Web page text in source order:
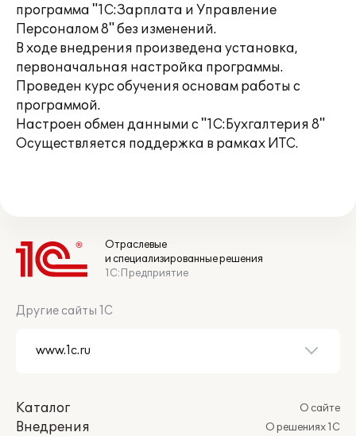
программа "1С:Зарплата и Управление
Персоналом 8" без изменений.
В ходе внедрения произведена установка,
первоначальная настройка программы.
Проведен курс обучения основам работы с
программой.
Настроен обмен данными с "1С:Бухгалтерия 8"
Осуществляется поддержка в рамках ИТС.
Отраслевые
и специализированные решения
1С:Предприятие
Другие сайты 1С
Каталог
Внедрения
О сайте
О решениях 1С